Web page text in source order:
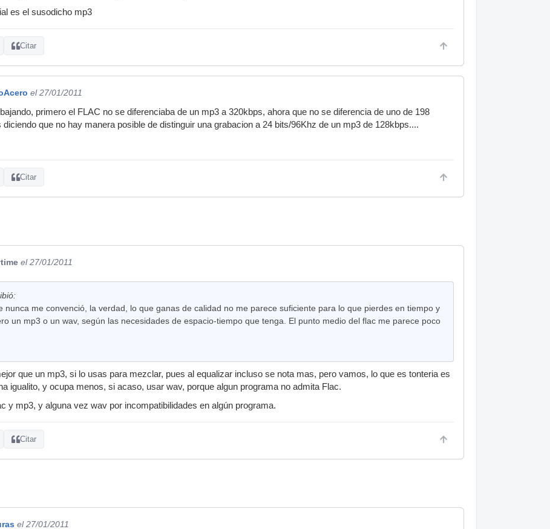
es el susodicho mp3
Citar
el 27/01/2011
primero el FLAC no se diferenciaba de un mp3 a 320kbps, ahora que no se diferencia de uno de 198
que no hay manera posible de distinguir una grabacion a 24 bits/96Khz de un mp3 de 128kbps....
Citar
el 27/01/2011
nunca me convenció, la verdad, lo que ganas de calidad no me parece suficiente para lo que pierdes en tiempo y
un mp3 o un wav, según las necesidades de espacio-tiempo que tenga. El punto medio del flac me parece poco
que un mp3, si lo usas para mezclar, pues al equalizar incluso se nota mas, pero vamos, lo que es tonteria es
igualito, y ocupa menos, si acaso, usar wav, porque algun programa no admita Flac.
y mp3, y alguna vez wav por incompatibilidades en algún programa.
Citar
el 27/01/2011